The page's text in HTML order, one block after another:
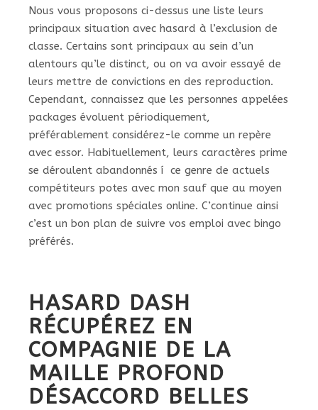
Nous vous proposons ci-dessus une liste leurs
principaux situation avec hasard à l’exclusion de
classe. Certains sont principaux au sein d’un
alentours qu’le distinct, ou on va avoir essayé de
leurs mettre de convictions en des reproduction.
Cependant, connaissez que les personnes appelées
packages évoluent périodiquement,
préférablement considérez-le comme un repère
avec essor. Habituellement, leurs caractères prime
se déroulent abandonnés í ce genre de actuels
compétiteurs potes avec mon sauf que au moyen
avec promotions spéciales online. C’continue ainsi
c’est un bon plan de suivre vos emploi avec bingo
préférés.
HASARD DASH
RÉCUPÉREZ EN
COMPAGNIE DE LA
MAILLE PROFOND
DÉSACCORD BELLES